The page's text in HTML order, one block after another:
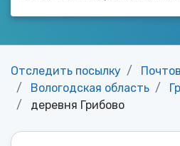
Отследить посылку
Вологодская область
деревня Грибово